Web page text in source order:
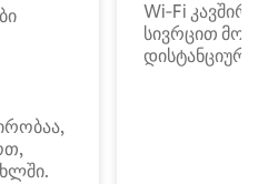
Wi‑Fi
სივრცით
დისტანციური